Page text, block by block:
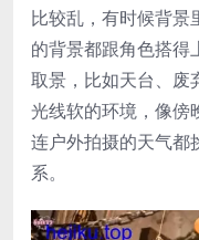
比较乱，有时候背景
的背景都跟角色搭得
取景，比如天台、废
光线软的环境，像傍
连户外拍摄的天气都
系。